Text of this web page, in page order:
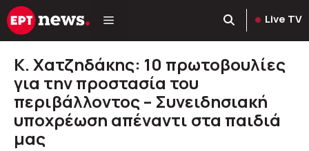
Μετάβαση
σε
Live TV
Κ. Χατζηδάκης: 10 πρωτοβουλίες
για την προστασία του
περιβάλλοντος – Συνειδησιακή
υποχρέωση απέναντι στα παιδιά
μας